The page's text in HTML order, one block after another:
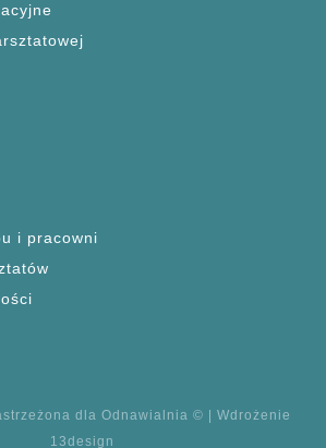
i pracowni
dla Odnawialnia © | Wdrożenie
13design